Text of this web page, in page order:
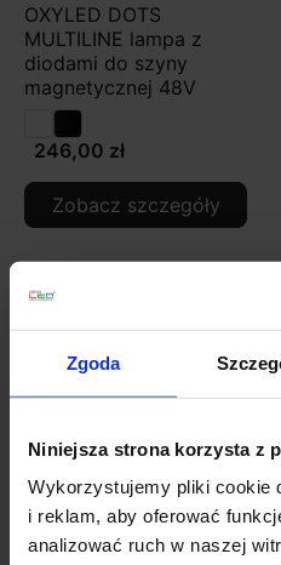
Zgoda
Niniejsza strona korzysta z
Wykorzystujemy pliki cookie
i reklam, aby oferować
analizować ruch w naszej
OXYLED DOTS
MULTILINE lampa z
diodami do szyny
magnetycznej 48V
246,00 zł
Zobacz szczegóły
OXYLED DOTS SPOT